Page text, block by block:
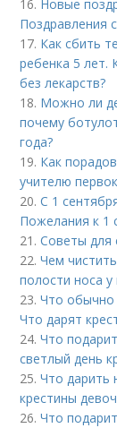
16. Новые
Поздравления
17. Как сбить
ребенка 5 лет.
без лекарств?
18. Можно ли
почему
года?
19. Как
учителю
20.С 1
Пожелания к 1
21.Советы для
22.Чем
полости носа
23.Что обычно
Что дарят
24.Что
светлый день
25.Что дарить
крестины
26.Что